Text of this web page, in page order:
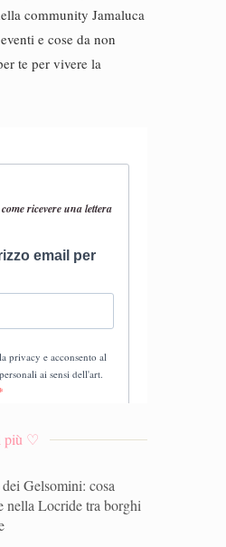
community Jamaluca
e cose da non
te per vivere la
più ♡
Gelsomini: cosa
nella Locride tra borghi